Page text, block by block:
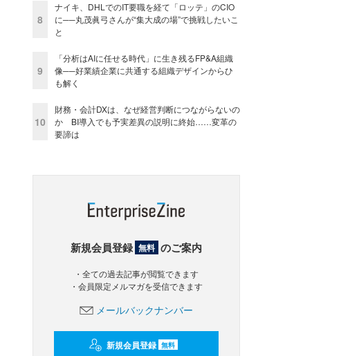
8
ナイキ、DHLでのIT要職を経て「ロッテ」のCIO
に──丸茂眞弓さんが“集大成の場”で挑戦したいこ
と
9
「分析はAIに任せる時代」に生き残るFP&A組織
像──好業績企業に共通する組織デザインからひ
も解く
10
財務・会計DXは、なぜ経営判断につながらないの
か BI導入でも予実差異の説明に終始……変革の
要諦は
新規会員登録 無料 のご案内
・全ての過去記事が閲覧できます
・会員限定メルマガを受信できます
メールバックナンバー
新規会員登録 無料